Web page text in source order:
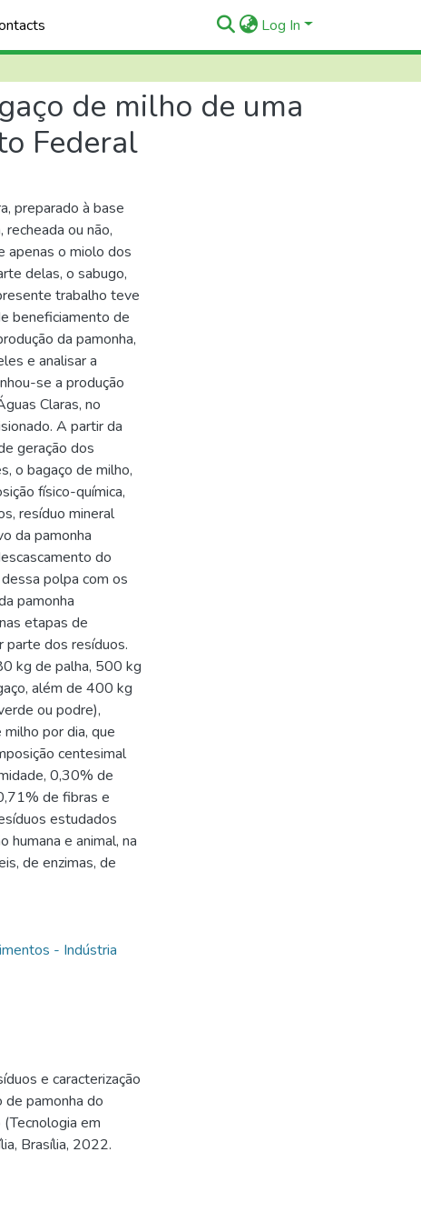
Log In
de milho de uma
Federal
preparado à base
ou não,
apenas o miolo dos
delas, o sabugo,
trabalho teve
beneficiamento de
da pamonha,
e analisar a
se a produção
Claras, no
A partir da
geração dos
o bagaço de milho,
físico-química,
resíduo mineral
da pamonha
do
polpa com os
pamonha
etapas de
parte dos resíduos.
kg de palha, 500 kg
além de 400 kg
ou podre),
por dia, que
centesimal
0,30% de
de fibras e
estudados
humana e animal, na
de enzimas, de
- Indústria
e caracterização
pamonha do
em
Brasília, 2022.